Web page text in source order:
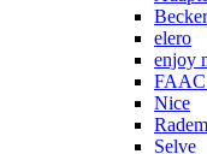
Becker
elero
enjoy
FAAC
Nice
Selve